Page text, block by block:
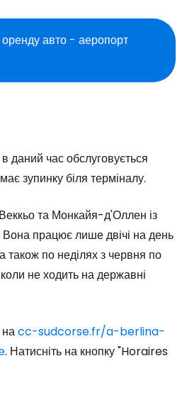
оренду авто - аеропорт
даний час обслуговується
зупинку біля терміналу.
та Монкайя-д'Оллен із
працює лише двічі на день
також по неділях з червня по
не ходить на державні
cc-sudcorse.fr/a-berlina-
. Натисніть на кнопку"Horaires